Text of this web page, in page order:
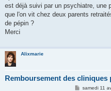
est déjà suivi par un psychiatre, une
que l'on vit chez deux parents
de pépin ?
Merci
Alixmarie
Remboursement des cliniques
Msamedi 11